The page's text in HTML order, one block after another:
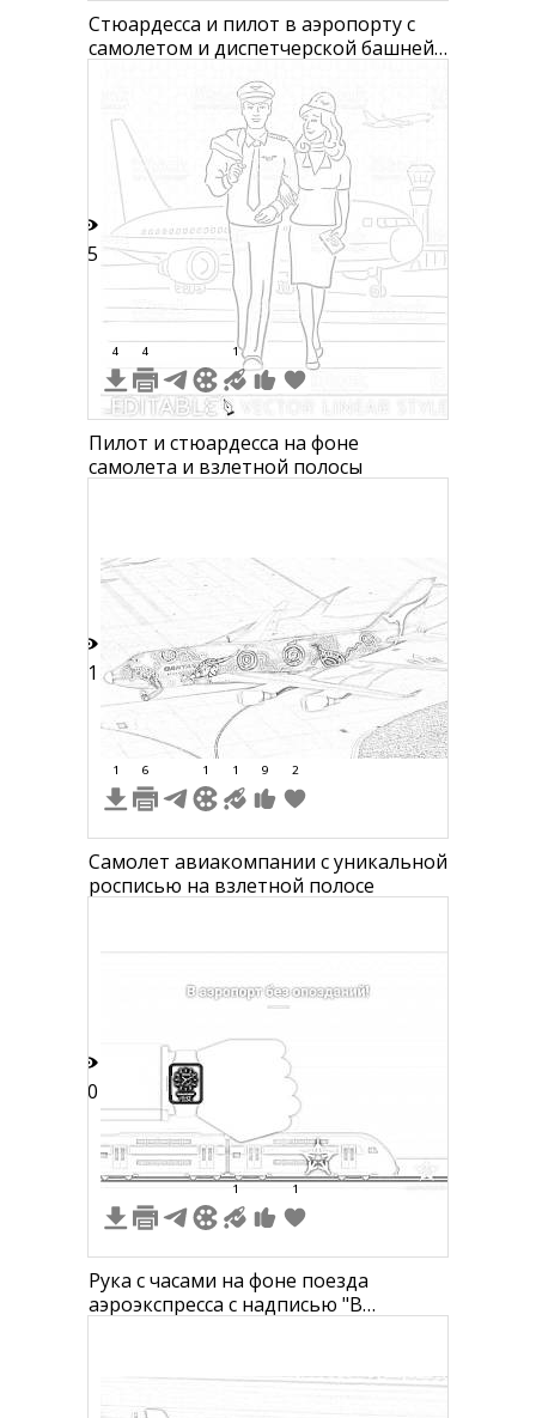
Стюардесса и пилот в аэропорту с
самолетом и диспетчерской башней
15
4 4 1
Пилот и стюардесса на фоне
самолета и взлетной полосы
11
1 6 1 1 9 2
Самолет авиакомпании с уникальной
росписью на взлетной полосе
10
1 1
Рука с часами на фоне поезда
аэроэкспресса с надписью "В